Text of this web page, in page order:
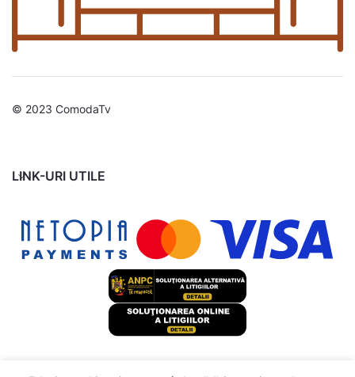
© 2023 ComodaTv
LINK-URI UTILE